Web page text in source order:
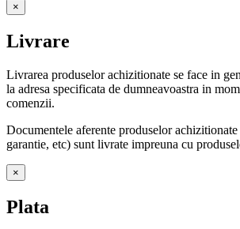
×
Livrare
Livrarea produselor achizitionate se face in
la adresa specificata de dumneavoastra in
comenzii.
Documentele aferente produselor
garantie, etc) sunt livrate impreuna cu
×
Plata